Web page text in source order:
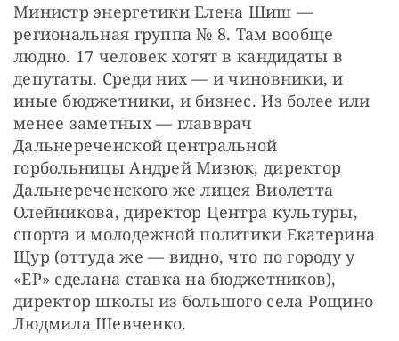
Министр энергетики Елена Шиш —
региональная группа № 8. Там вообще
людно. 17 человек хотят в кандидаты в
депутаты. Среди них — и чиновники, и
иные бюджетники, и бизнес. Из более или
менее заметных — главврач
Дальнереченской центральной
горбольницы Андрей Мизюк, директор
Дальнереченского же лицея Виолетта
Олейникова, директор Центра культуры,
спорта и молодежной политики Екатерина
Щур (оттуда же — видно, что по городу у
«ЕР» сделана ставка на бюджетников),
директор школы из большого села Рощино
Людмила Шевченко.